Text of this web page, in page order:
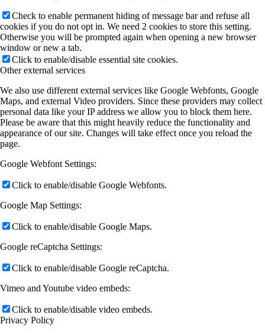
Check to enable permanent hiding of message bar and refuse all
cookies if you do not opt in. We need 2 cookies to store this setting.
Otherwise you will be prompted again when opening a new browser
window or new a tab.
Click to enable/disable essential site cookies.
Other external services
We also use different external services like Google Webfonts, Google
Maps, and external Video providers. Since these providers may collect
personal data like your IP address we allow you to block them here.
Please be aware that this might heavily reduce the functionality and
appearance of our site. Changes will take effect once you reload the
page.
Google Webfont Settings:
Click to enable/disable Google Webfonts.
Google Map Settings:
Click to enable/disable Google Maps.
Google reCaptcha Settings:
Click to enable/disable Google reCaptcha.
Vimeo and Youtube video embeds:
Click to enable/disable video embeds.
Privacy Policy